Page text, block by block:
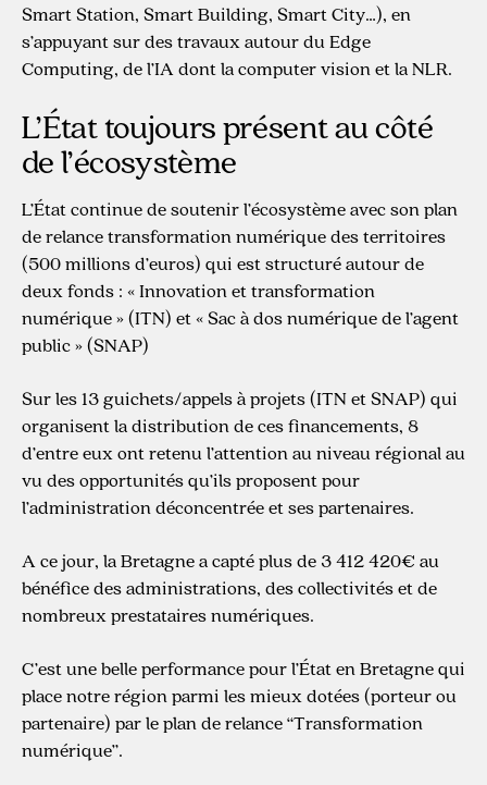
Smart Station, Smart Building, Smart City…), en
s’appuyant sur des travaux autour du Edge
Computing, de l’IA dont la computer vision et la NLR.
L’État toujours présent au côté
de l’écosystème
L’État continue de soutenir l’écosystème avec son plan
de relance transformation numérique des territoires
(500 millions d’euros) qui est structuré autour de
deux fonds : « Innovation et transformation
numérique » (ITN) et « Sac à dos numérique de l’agent
public » (SNAP)
Sur les 13 guichets/appels à projets (ITN et SNAP) qui
organisent la distribution de ces financements, 8
d’entre eux ont retenu l’attention au niveau régional au
vu des opportunités qu’ils proposent pour
l’administration déconcentrée et ses partenaires.
A ce jour, la Bretagne a capté plus de 3 412 420€ au
bénéfice des administrations, des collectivités et de
nombreux prestataires numériques.
C’est une belle performance pour l’État en Bretagne qui
place notre région parmi les mieux dotées (porteur ou
partenaire) par le plan de relance “Transformation
numérique”.